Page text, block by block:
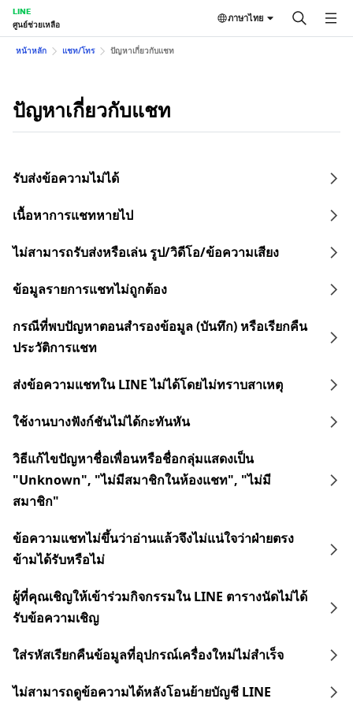
LINE
ศูนย์ช่วยเหลือ
ภาษาไทย
หน้าหลัก แชท/โทร ปัญหาเกี่ยวกับแชท
ปัญหาเกี่ยวกับแชท
รับส่งข้อความไม่ได้
เนื้อหาการแชทหายไป
ไม่สามารถรับส่งหรือเล่น รูป/วิดีโอ/ข้อความเสียง
ข้อมูลรายการแชทไม่ถูกต้อง
กรณีที่พบปัญหาตอนสำรองข้อมูล (บันทึก) หรือเรียกคืน
ประวัติการแชท
ส่งข้อความแชทใน LINE ไม่ได้โดยไม่ทราบสาเหตุ
ใช้งานบางฟังก์ชันไม่ได้กะทันหัน
วิธีแก้ไขปัญหาชื่อเพื่อนหรือชื่อกลุ่มแสดงเป็น
"Unknown", "ไม่มีสมาชิกในห้องแชท", "ไม่มี
สมาชิก"
ข้อความแชทไม่ขึ้นว่าอ่านแล้วจึงไม่แน่ใจว่าฝ่ายตรง
ข้ามได้รับหรือไม่
ผู้ที่คุณเชิญให้เข้าร่วมกิจกรรมใน LINE ตารางนัดไม่ได้
รับข้อความเชิญ
ใส่รหัสเรียกคืนข้อมูลที่อุปกรณ์เครื่องใหม่ไม่สำเร็จ
ไม่สามารถดูข้อความได้หลังโอนย้ายบัญชี LINE